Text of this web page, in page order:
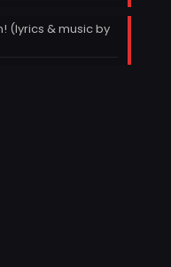
(lyrics & music by